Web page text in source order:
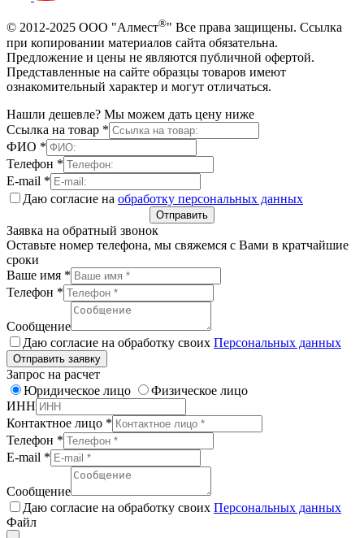
© 2012-2025 ООО "Алмест®" Все права защищены. Ссылка
при копировании материалов сайта обязательна.
Предложение и цены не являются публичной офертой.
Представленные на сайте образцы товаров имеют
ознакомительный характер и могут отличаться.
Нашли дешевле? Мы можем дать цену ниже
Ссылка на товар *
ФИО *
Телефон *
E-mail *
Даю согласие на обработку персональных данных
Отправить
Заявка на обратный звонок
Оставьте номер телефона, мы свяжемся с Вами в кратчайшие
сроки
Ваше имя *
Телефон *
Сообщение
Даю согласие на обработку своих Персональных данных
Отправить заявку
Запрос на расчет
Юридическое лицо
Физическое лицо
ИНН
Контактное лицо *
Телефон *
E-mail *
Сообщение
Даю согласие на обработку своих Персональных данных
Файл